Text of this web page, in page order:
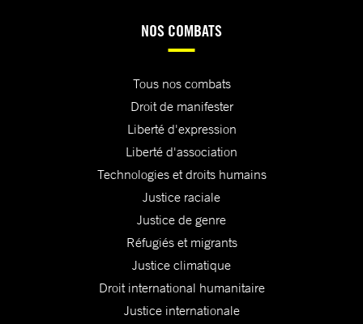
NOS COMBATS
Tous nos combats
Droit de manifester
Liberté d'expression
Liberté d'association
Technologies et droits humains
Justice raciale
Justice de genre
Réfugiés et migrants
Justice climatique
Droit international humanitaire
Justice internationale